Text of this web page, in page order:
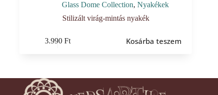
Glass Dome Collection,Nyakékek
Stilizált virág-mintás nyakék
3.990Ft Kosárba teszem